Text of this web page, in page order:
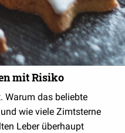
mit Risiko
Warum das beliebte
wie viele Zimtsterne
Leber überhaupt